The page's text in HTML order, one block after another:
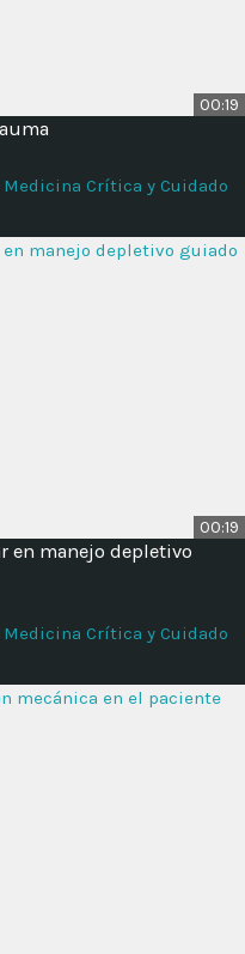
00:19
Crítica y Cuidado
00:19
en manejo depletivo
Crítica y Cuidado